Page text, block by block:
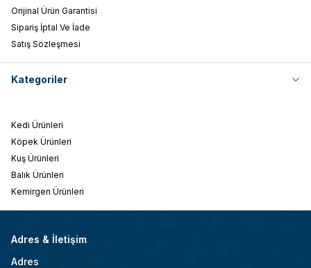
Orijinal Ürün Garantisi
Sipariş İptal Ve İade
Satış Sözleşmesi
Kategoriler
Kedi Ürünleri
Köpek Ürünleri
Kuş Ürünleri
Balık Ürünleri
Kemirgen Ürünleri
Adres & İletişim
Adres